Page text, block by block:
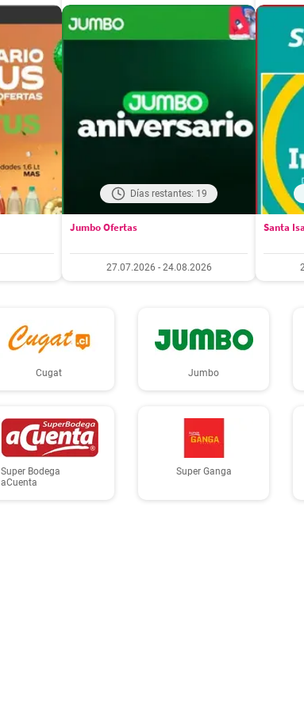
Días restantes: 19
Jumbo Ofertas
27.07.2026 - 24.08.2026
Santa
Cugat Jumbo
Super Bodega
aCuenta
Super Ganga